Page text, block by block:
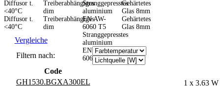
Diffusor t.
<40°C
Treiberabhängiges
dim
Stranggepresstes
aluminium
EN AW-
6060 T5
Gehärtetes
Glas 8mm
Vergleiche
Filtern nach:
Code
GH1530.BGXA300EL
1 x 3.63